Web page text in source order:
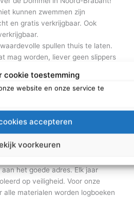
cookie toestemming
website en onze service te
accepteren
voorkeuren
kunnen zwemmen zijn
en gratis verkrijgbaar. Ook
spullen thuis te laten.
mag worden, liever geen slippers
Voor de brildragers adviseren
bagage kan bij Rofra in
Neerpelt (15 km) raden wij niet aan
de 16 jaar. Wilt u toch een
kunt u beter kiezen voorKano en
en Challenge.
het goede adres. Elk jaar
op veiligheid. Voor onze
alle materialen worden logboeken